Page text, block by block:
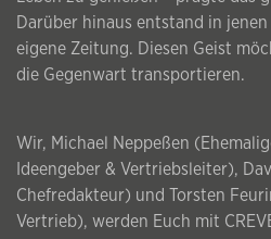
Darüber hinaus entstand in
eigene Zeitung. Diesen Geist
die Gegenwart transportieren.
Wir, Michael Neppeßen
Ideengeber & Vertriebsleiter),
Chefredakteur) und Torsten
Vertrieb), werden Euch mit